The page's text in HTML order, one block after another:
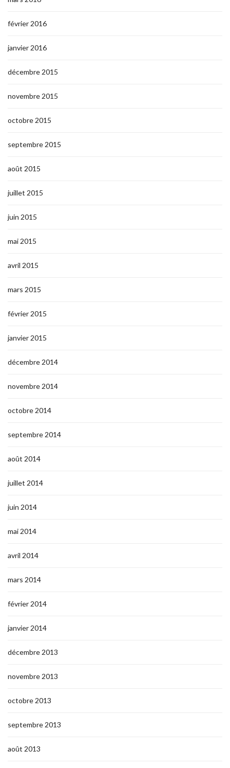
février 2016
janvier 2016
décembre 2015
novembre 2015
octobre 2015
septembre 2015
août 2015
juillet 2015
juin 2015
mai 2015
avril 2015
mars 2015
février 2015
janvier 2015
décembre 2014
novembre 2014
octobre 2014
septembre 2014
août 2014
juillet 2014
juin 2014
mai 2014
avril 2014
mars 2014
février 2014
janvier 2014
décembre 2013
novembre 2013
octobre 2013
septembre 2013
août 2013